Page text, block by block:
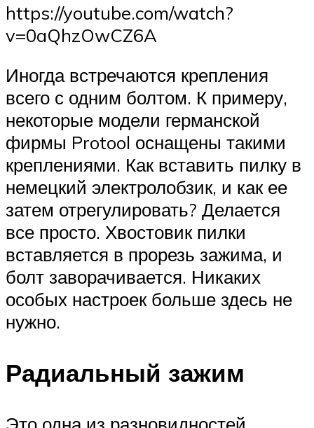
https://youtube.com/watch?
v=0aQhzOwCZ6A
Иногда встречаются крепления
всего с одним болтом. К примеру,
некоторые модели германской
фирмы Protool оснащены такими
креплениями. Как вставить пилку в
немецкий электролобзик, и как ее
затем отрегулировать? Делается
все просто. Хвостовик пилки
вставляется в прорезь зажима, и
болт заворачивается. Никаких
особых настроек больше здесь не
нужно.
Радиальный зажим